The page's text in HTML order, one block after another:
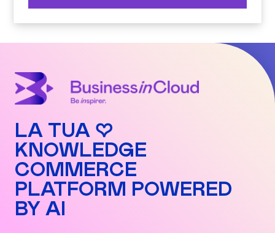
LA TUA ♡
KNOWLEDGE
COMMERCE
PLATFORM POWERED
BY AI